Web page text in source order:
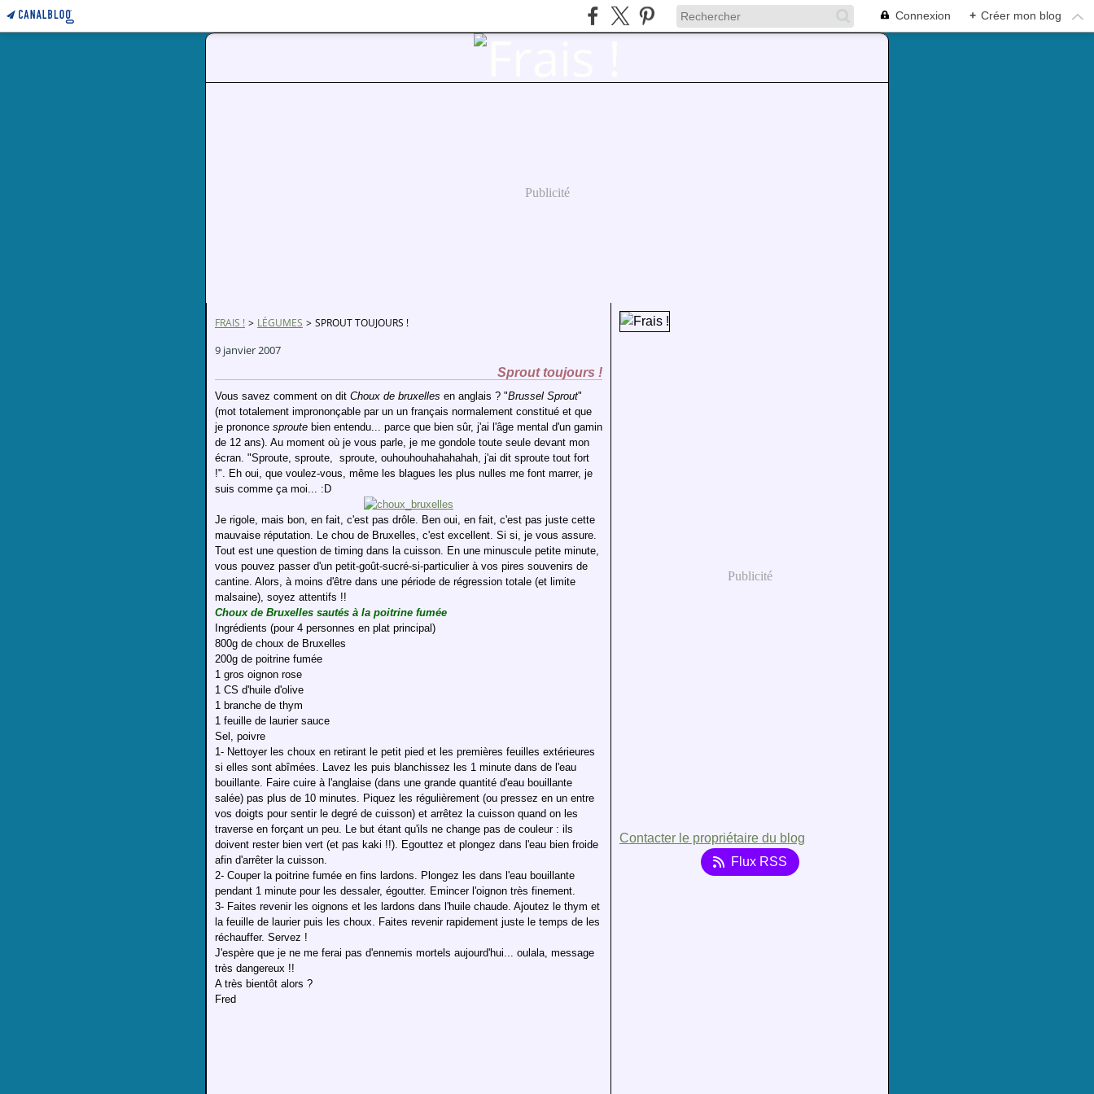
Connexion + Créer mon blog
Publicité
FRAIS ! > LÉGUMES > SPROUT TOUJOURS !
9 janvier 2007
Sprout toujours !
Vous savez comment on dit Choux de bruxelles en anglais ? "Brussel Sprout"
(mot totalement imprononçable par un un français normalement constitué et que
je prononce sproute bien entendu... parce que bien sûr, j'ai l'âge mental d'un gamin
de 12 ans). Au moment où je vous parle, je me gondole toute seule devant mon
écran. "Sproute, sproute, sproute, ouhouhouhahahahah, j'ai dit sproute tout fort
!". Eh oui, que voulez-vous, même les blagues les plus nulles me font marrer, je
suis comme ça moi... :D
Je rigole, mais bon, en fait, c'est pas drôle. Ben oui, en fait, c'est pas juste cette
mauvaise réputation. Le chou de Bruxelles, c'est excellent. Si si, je vous assure.
Tout est une question de timing dans la cuisson. En une minuscule petite minute,
vous pouvez passer d'un petit-goût-sucré-si-particulier à vos pires souvenirs de
cantine. Alors, à moins d'être dans une période de régression totale (et limite
malsaine), soyez attentifs !!
Choux de Bruxelles sautés à la poitrine fumée
Ingrédients (pour 4 personnes en plat principal)
800g de choux de Bruxelles
200g de poitrine fumée
1 gros oignon rose
1 CS d'huile d'olive
1 branche de thym
1 feuille de laurier sauce
Sel, poivre
1- Nettoyer les choux en retirant le petit pied et les premières feuilles extérieures
si elles sont abîmées. Lavez les puis blanchissez les 1 minute dans de l'eau
bouillante. Faire cuire à l'anglaise (dans une grande quantité d'eau bouillante
salée) pas plus de 10 minutes. Piquez les régulièrement (ou pressez en un entre
vos doigts pour sentir le degré de cuisson) et arrêtez la cuisson quand on les
traverse en forçant un peu. Le but étant qu'ils ne change pas de couleur : ils
doivent rester bien vert (et pas kaki !!). Egouttez et plongez dans l'eau bien froide
afin d'arrêter la cuisson.
2- Couper la poitrine fumée en fins lardons. Plongez les dans l'eau bouillante
pendant 1 minute pour les dessaler, égoutter. Emincer l'oignon très finement.
3- Faites revenir les oignons et les lardons dans l'huile chaude. Ajoutez le thym et
la feuille de laurier puis les choux. Faites revenir rapidement juste le temps de les
réchauffer. Servez !
J'espère que je ne me ferai pas d'ennemis mortels aujourd'hui... oulala, message
très dangereux !!
A très bientôt alors ?
Fred
Publicité
Contacter le propriétaire du blog
Flux RSS